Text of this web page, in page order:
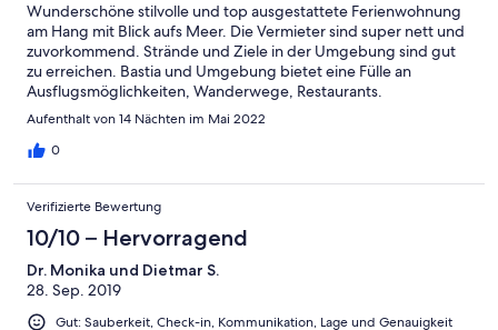
Wunderschöne stilvolle und top ausgestattete Ferienwohnung
am Hang mit Blick aufs Meer. Die Vermieter sind super nett und
zuvorkommend. Strände und Ziele in der Umgebung sind gut
zu erreichen. Bastia und Umgebung bietet eine Fülle an
Ausflugsmöglichkeiten, Wanderwege, Restaurants.
Aufenthalt von 14 Nächten im Mai 2022
0
Verifizierte Bewertung
10/10 – Hervorragend
Dr. Monika und Dietmar S.
28. Sep. 2019
Gut: Sauberkeit, Check-in, Kommunikation, Lage und Genauigkeit